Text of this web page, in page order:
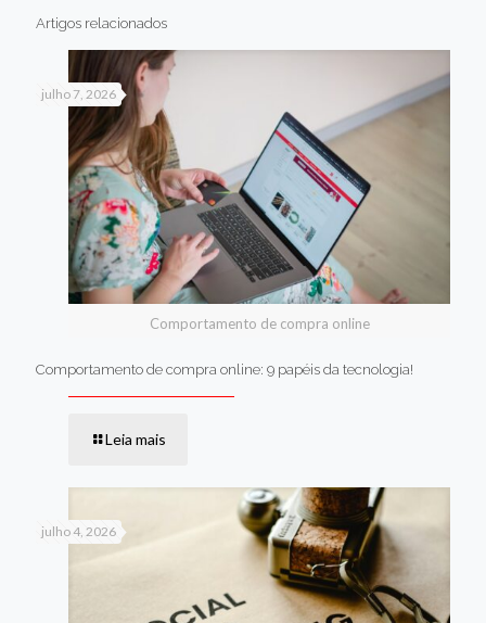
Artigos relacionados
Comportamento de compra online
julho 7, 2026
Comportamento de compra online: 9 papéis da tecnologia!
Leia mais
julho 4, 2026